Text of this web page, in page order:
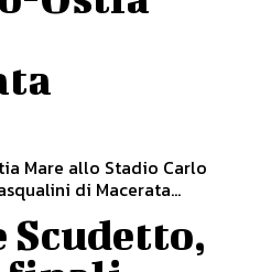
Mare allo Stadio Carlo
di Macerata...
Scudetto,